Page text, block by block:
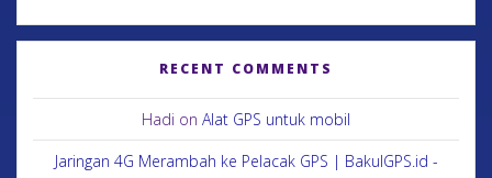
RECENT COMMENTS
Hadi on Alat GPS untuk mobil
Jaringan 4G Merambah ke Pelacak GPS | BakulGPS.id -